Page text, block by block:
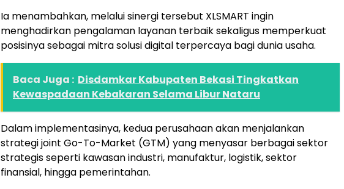
Ia menambahkan, melalui sinergi tersebut XLSMART ingin
menghadirkan pengalaman layanan terbaik sekaligus memperkuat
posisinya sebagai mitra solusi digital terpercaya bagi dunia usaha.
Baca Juga : Disdamkar Kabupaten Bekasi Tingkatkan
Kewaspadaan Kebakaran Selama Libur Nataru
Dalam implementasinya, kedua perusahaan akan menjalankan
strategi joint Go-To-Market (GTM) yang menyasar berbagai sektor
strategis seperti kawasan industri, manufaktur, logistik, sektor
finansial, hingga pemerintahan.